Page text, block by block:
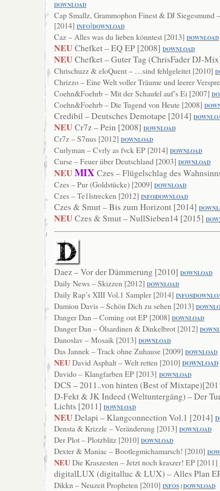
DOWNLOAD
Cap Smallz, Grammophon Finest & DJ
[2014] INFO|DOWNLOAD
Caz – Alles was du lieben könntest [2013] DOWNLOAD
NEUChefket – EQ EP [2008] DOWNLOAD
NEUChefket – Guter Tag (ChrisFader DJ-
Chrischuzz & eloQuent – …sind fehlgeleitet [2010]
Chrizzo – Eine Welt voller Träume und leerer
Coehn&Foehrb – Mit der Schaufel auf’s Ei [2007]
Coehn&Foehrb – Die Tugend von Heute [2008]
Credibil – Deutsches Demotape [2014]
NEUCr7z – Pein [2008] DOWNLOAD
Cr7z – S7nus [2012] DOWNLOAD
Curlyman – Cvrly as fvck EP [2014] DOWNLOAD
Curse – Feuer über Deutschland [2003] DOWNLOAD
NEUMIX Czes – Flügelschlag des
Czes – Pur (Goldstücke) [2009] DOWNLOAD
Czes – Te1lstrecken [2012] INFO|DOWNLOAD
Czes & Smut – Bis zum Horizont [2014]
NEUCzes & Smut – NullSieben14 [2015]
Daez – Vor der Dämmerung [2010] DOWNLOAD
Daily News – Skizzen [2012] DOWNLOAD
Daily Rap’s XIII Vol.1 Sampler [2014] INFOS|
Damion Davis – Schön Dich zu sehen [2013]
Danger Dan – Coming out EP [2008] DOWNLOAD
Danger Dan – Ölsardinen & Dinkelbrot [2012]
Danoslav – Mosaik [2013] DOWNLOAD
Das Jannek – Track ohne Zuhause [2009] DOWNLOAD
NEUDavid Asphalt – Welt retten [2010] DOWNLOAD
Davido – Klangfarben EP [2013] DOWNLOAD
DCS – 2011..von hinten (Best of
D-Fekt & JK Indeed (Weltuntergäng) – Der
Lichts [2011] DOWNLOAD
NEUDelapi – Klangconnection Vol.1 [2014]
Densta & Krizzle – Veränderung [2013] DOWNLOAD
Der Plot – Plotzblitz [2010] DOWNLOAD
Dexter & Maniac – Bootlegmichamarsch! [2010] DO
NEUDie Kraszesten – Jetzt noch kraszer! EP [2011]
digitalLUX (digitalluc & LUX) – Alles Plan
Dikkn – Neuzeit Propheten [2010] INFOS|DOWNLOAD